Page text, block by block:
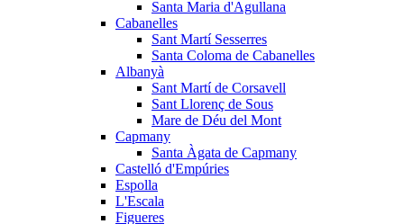
Santa Maria d'Agullana
Cabanelles
Sant Martí Sesserres
Santa Coloma de Cabanelles
Albanyà
Sant Martí de Corsavell
Sant Llorenç de Sous
Mare de Déu del Mont
Capmany
Santa Àgata de Capmany
Castelló d'Empúries
Espolla
L'Escala
Figueres